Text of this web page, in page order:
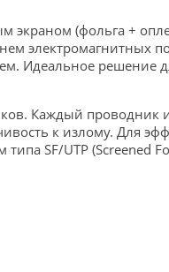
экраном (фольга +
электромагнитных
Идеальное решение
Каждый проводник
к излому. Для
SF/UTP (Screened